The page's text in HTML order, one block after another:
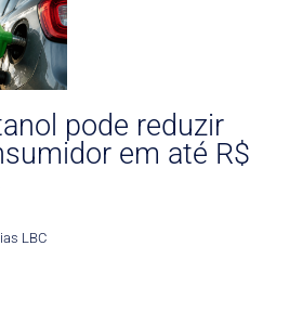
pode reduzir
em até R$
LBC